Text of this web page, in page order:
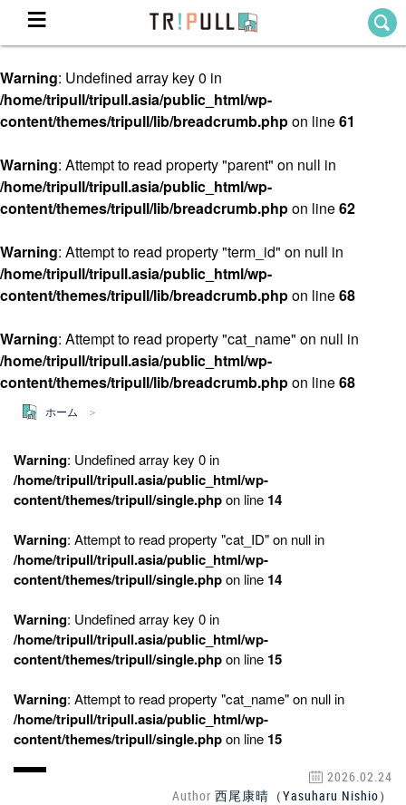
ホーム
Theme
テーマから探す
TRIPULLブログ
About
私たちについて
Warning: Undefined array key 0 in
/home/tripull/tripull.asia/public_html/wp-
content/themes/tripull/lib/breadcrumb.phpon line61
Warning: Attempt to read property "parent" on null in
/home/tripull/tripull.asia/public_html/wp-
content/themes/tripull/lib/breadcrumb.phpon line62
Warning: Attempt to read property "term_id" on null in
/home/tripull/tripull.asia/public_html/wp-
content/themes/tripull/lib/breadcrumb.phpon line68
Warning: Attempt to read property "cat_name" on null in
/home/tripull/tripull.asia/public_html/wp-
content/themes/tripull/lib/breadcrumb.phpon line68
ホーム
Warning: Undefined array key 0 in
/home/tripull/tripull.asia/public_html/wp-
content/themes/tripull/single.phpon line 14
Warning: Attempt to read property "cat_ID" on null in
/home/tripull/tripull.asia/public_html/wp-
content/themes/tripull/single.phpon line 14
Warning: Undefined array key 0 in
/home/tripull/tripull.asia/public_html/wp-
content/themes/tripull/single.phpon line 15
Warning: Attempt to read property "cat_name" on null in
/home/tripull/tripull.asia/public_html/wp-
content/themes/tripull/single.phpon line 15
2026.02.24
Author 西尾康晴（Yasuharu Nishio）